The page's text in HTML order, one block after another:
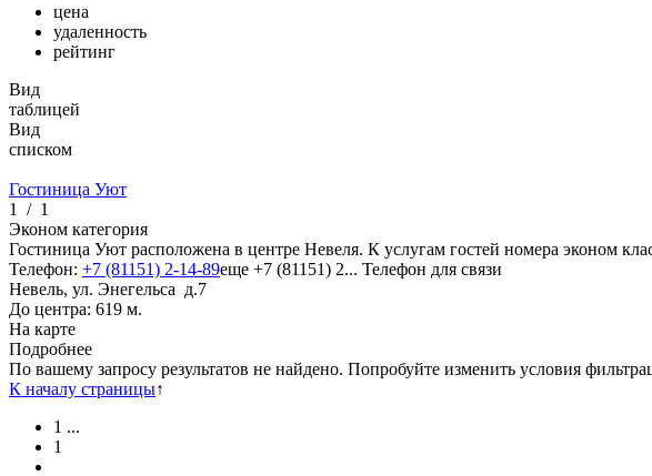
цена
удаленность
рейтинг
Вид
таблицей
Вид
списком
Гостиница Уют
1
/ 1
Эконом категория
Гостиница Уют расположена в центре Невеля. К услугам гостей номера эконом
Телефон: +7 (81151) 2-14-89еще +7 (81151) 2... Телефон для связи
Невель, ул. Энегельса д.7
До центра: 619 м.
На карте
Подробнее
По вашему запросу результатов не найдено. Попробуйте изменить условия
К началу страницы↑
1 ...
1